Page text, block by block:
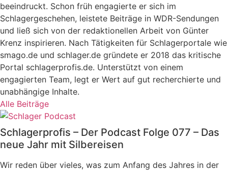
beeindruckt. Schon früh engagierte er sich im
Schlagergeschehen, leistete Beiträge in WDR-Sendungen
und ließ sich von der redaktionellen Arbeit von Günter
Krenz inspirieren. Nach Tätigkeiten für Schlagerportale wie
smago.de und schlager.de gründete er 2018 das kritische
Portal schlagerprofis.de. Unterstützt von einem
engagierten Team, legt er Wert auf gut recherchierte und
unabhängige Inhalte.
Alle Beiträge
Schlagerprofis – Der Podcast Folge 077 – Das
neue Jahr mit Silbereisen
Wir reden über vieles, was zum Anfang des Jahres in der